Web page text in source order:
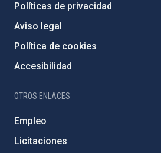
Políticas de privacidad
Aviso legal
Política de cookies
Accesibilidad
OTROS ENLACES
Empleo
Licitaciones